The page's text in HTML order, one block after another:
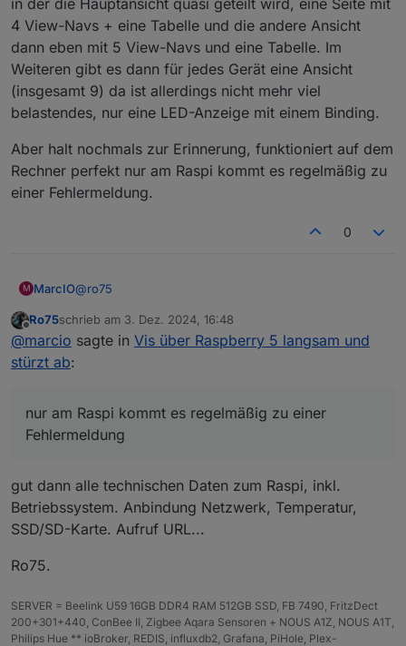
4 View-Navs + eine Tabelle und die andere Ansicht
dann eben mit 5 View-Navs und eine Tabelle. Im
Weiteren gibt es dann für jedes Gerät eine Ansicht
(insgesamt 9) da ist allerdings nicht mehr viel
belastendes, nur eine LED-Anzeige mit einem Binding.
Aber halt nochmals zur Erinnerung, funktioniert auf dem
Rechner perfekt nur am Raspi kommt es regelmäßig zu
einer Fehlermeldung.
0
M MarcIO@ro75
Diagramme gibt es keine.
Animationen sind es auch keine, lediglich ein Bild fast
in der die Hauptansicht quasi geteilt wird, eine Seite
mit 4 View-Navs + eine Tabelle und die andere Ansicht
dann eben mit 5 View-Navs und eine Tabelle. Im
(insgesamt 9) da ist allerdings nicht mehr viel
belastendes, nur eine LED-Anzeige mit einem Binding.
dem Rechner perfekt nur am Raspi kommt es
regelmäßig zu einer Fehlermeldung.
Offline
Ro75schrieb am 3. Dez. 2024, 16:48
zuletzt editiert von
@marcio sagte in Vis über Raspberry 5 langsam und
stürzt ab:
nur am Raspi kommt es regelmäßig zu einer
Fehlermeldung
gut dann alle technischen Daten zum Raspi, inkl.
Betriebssystem. Anbindung Netzwerk, Temperatur,
SSD/SD-Karte. Aufruf URL...
Ro75.
SERVER = Beelink U59 16GB DDR4 RAM 512GB SSD, FB 7490, FritzDect
200+301+440, ConBee II, Zigbee Aqara Sensoren + NOUS A1Z, NOUS A1T,
Philips Hue ** ioBroker, REDIS, influxdb2, Grafana, PiHole, Plex-